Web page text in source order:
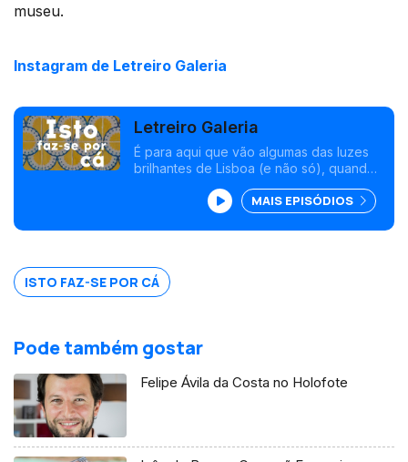
museu.
Instagram de Letreiro Galeria
Letreiro Galeria
É para aqui que vão algumas das luzes
brilhantes de Lisboa (e não só), quando
Galeria é uma coleção de painéis
luminosos salvos de um fim incerto, que
um dia pretende ser um museu.
MAIS EPISÓDIOS
ISTO FAZ-SE POR CÁ
Pode também gostar
Felipe Ávila da Costa no Holofote